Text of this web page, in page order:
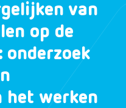
van
op de
het werken